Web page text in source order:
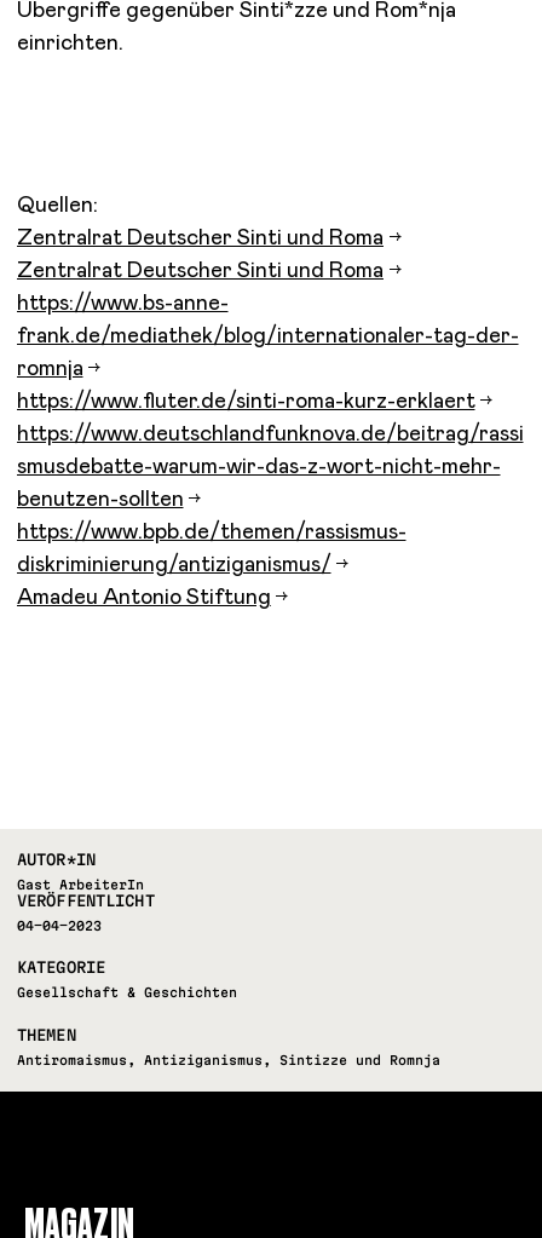
Übergriffe gegenüber Sinti*zze und Rom*nja
einrichten.
Quellen:
Zentralrat Deutscher Sinti und Roma
Zentralrat Deutscher Sinti und Roma
https://www.bs-anne-
frank.de/mediathek/blog/internationaler-tag-der-
romnja
https://www.fluter.de/sinti-roma-kurz-erklaert
https://www.deutschlandfunknova.de/beitrag/rassi
smusdebatte-warum-wir-das-z-wort-nicht-mehr-
benutzen-sollten
https://www.bpb.de/themen/rassismus-
diskriminierung/antiziganismus/
Amadeu Antonio Stiftung
AUTOR*IN
Gast ArbeiterIn
VERÖFFENTLICHT
04-04-2023
KATEGORIE
Gesellschaft & Geschichten
THEMEN
Antiromaismus ,Antiziganismus , Sintizze und Romnja
MAGAZIN